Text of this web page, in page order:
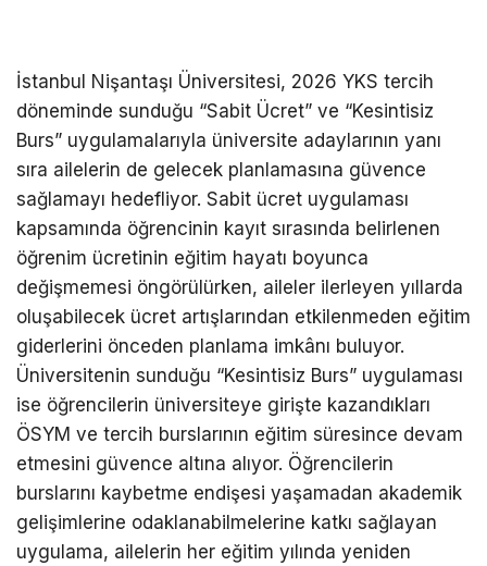
İstanbul Nişantaşı Üniversitesi, 2026 YKS tercih
döneminde sunduğu “Sabit Ücret” ve “Kesintisiz
Burs” uygulamalarıyla üniversite adaylarının yanı
sıra ailelerin de gelecek planlamasına güvence
sağlamayı hedefliyor. Sabit ücret uygulaması
kapsamında öğrencinin kayıt sırasında belirlenen
öğrenim ücretinin eğitim hayatı boyunca
değişmemesi öngörülürken, aileler ilerleyen yıllarda
oluşabilecek ücret artışlarından etkilenmeden eğitim
giderlerini önceden planlama imkânı buluyor.
Üniversitenin sunduğu “Kesintisiz Burs” uygulaması
ise öğrencilerin üniversiteye girişte kazandıkları
ÖSYM ve tercih burslarının eğitim süresince devam
etmesini güvence altına alıyor. Öğrencilerin
burslarını kaybetme endişesi yaşamadan akademik
gelişimlerine odaklanabilmelerine katkı sağlayan
uygulama, ailelerin her eğitim yılında yeniden